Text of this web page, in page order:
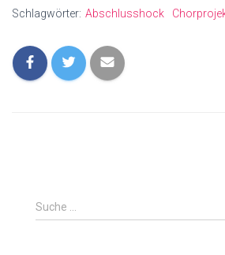
Schlagwörter: Abschlusshock
S
u
Suche …